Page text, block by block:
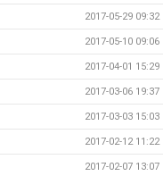
2017-05-29 09:32
2017-05-10 09:06
2017-04-01 15:29
2017-03-06 19:37
2017-03-03 15:03
2017-02-12 11:22
2017-02-07 13:07